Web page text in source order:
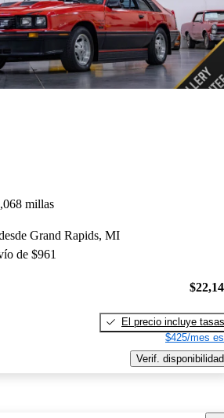
millas
Grand Rapids, MI
de $961
El precio incluye tasas
$425/mes
Verif. disponibilidad